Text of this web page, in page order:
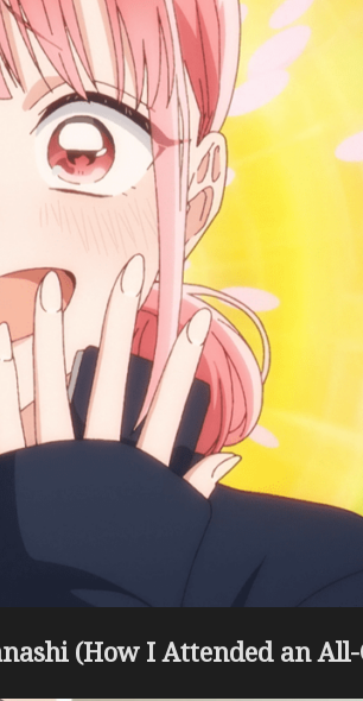
(How I Attended an All-